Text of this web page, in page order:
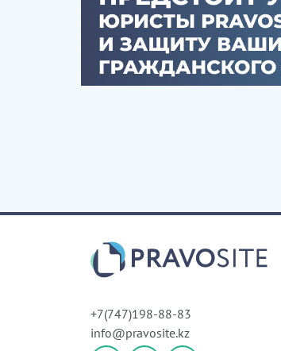
+7(747)198-88-83
info@pravosite.kz